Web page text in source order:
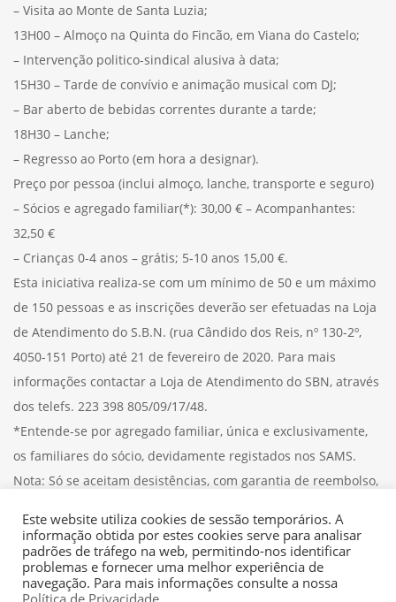
– Visita ao Monte de Santa Luzia;
13H00 – Almoço na Quinta do Fincão, em Viana do Castelo;
– Intervenção politico-sindical alusiva à data;
15H30 – Tarde de convívio e animação musical com DJ;
– Bar aberto de bebidas correntes durante a tarde;
18H30 – Lanche;
– Regresso ao Porto (em hora a designar).
Preço por pessoa (inclui almoço, lanche, transporte e seguro)
– Sócios e agregado familiar(*): 30,00 € – Acompanhantes:
32,50 €
– Crianças 0-4 anos – grátis; 5-10 anos 15,00 €.
Esta iniciativa realiza-se com um mínimo de 50 e um máximo
de 150 pessoas e as inscrições deverão ser efetuadas na Loja
de Atendimento do S.B.N. (rua Cândido dos Reis, nº 130-2º,
4050-151 Porto) até 21 de fevereiro de 2020. Para mais
informações contactar a Loja de Atendimento do SBN, através
dos telefs. 223 398 805/09/17/48.
*Entende-se por agregado familiar, única e exclusivamente,
os familiares do sócio, devidamente registados nos SAMS.
Nota: Só se aceitam desistências, com garantia de reembolso,
Este website utiliza cookies de sessão temporários. A
informação obtida por estes cookies serve para analisar
padrões de tráfego na web, permitindo-nos identificar
problemas e fornecer uma melhor experiência de
navegação. Para mais informações consulte a nossa
Política de Privacidade